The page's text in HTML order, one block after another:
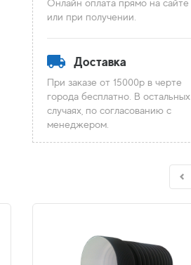
Онлайн оплата прямо на сайте
или при получении.
Доставка
При заказе от 15000р в черте
города бесплатно. В остальных
случаях, по согласованию с
менеджером.